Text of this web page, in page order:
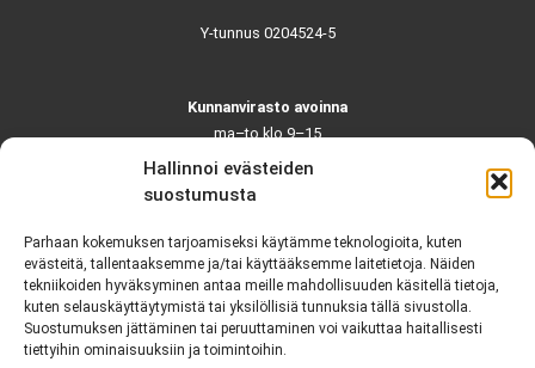
Hallinnoi evästeiden
suostumusta
Parhaan kokemuksen tarjoamiseksi käytämme teknologioita, kuten
evästeitä, tallentaaksemme ja/tai käyttääksemme laitetietoja. Näiden
tekniikoiden hyväksyminen antaa meille mahdollisuuden käsitellä tietoja,
kuten selauskäyttäytymistä tai yksilöllisiä tunnuksia tällä sivustolla.
Suostumuksen jättäminen tai peruuttaminen voi vaikuttaa haitallisesti
tiettyihin ominaisuuksiin ja toimintoihin.
Y-tunnus 0204524-5
Kunnanvirasto avoinna
ma–to klo 9–15
pe ja aattoina klo 9–14
Suljettuna ma–pe klo 11–12
Ruskon yhteystiedot